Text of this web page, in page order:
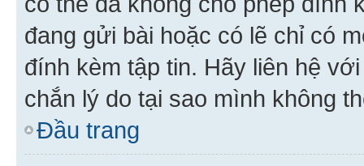
đang gửi bài hoặc có lẽ chỉ có
đính kèm tập tin. Hãy liên hệ
chắn lý do tại sao mình không
Đầu trang